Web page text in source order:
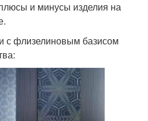
и минусы изделия на
с флизелиновым базисом